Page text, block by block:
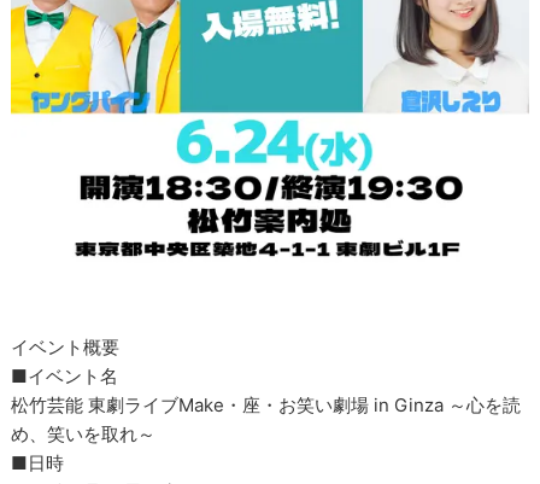
イベント概要
■イベント名
松竹芸能 東劇ライブMake・座・お笑い劇場 in Ginza ～心を読
め、笑いを取れ～
■日時